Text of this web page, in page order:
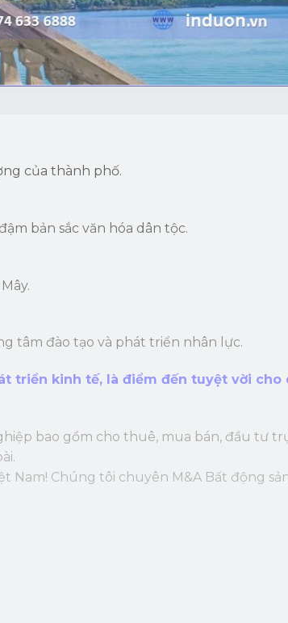
của thành phố.
bản sắc văn hóa dân tộc.
tâm đào tạo và phát triển nhân lực.
triển kinh tế, là điểm đến tuyệt vời cho
bao gồm cho thuê, mua bán, đầu tư
Nam! Chúng tôi chuyên M&A Bất động